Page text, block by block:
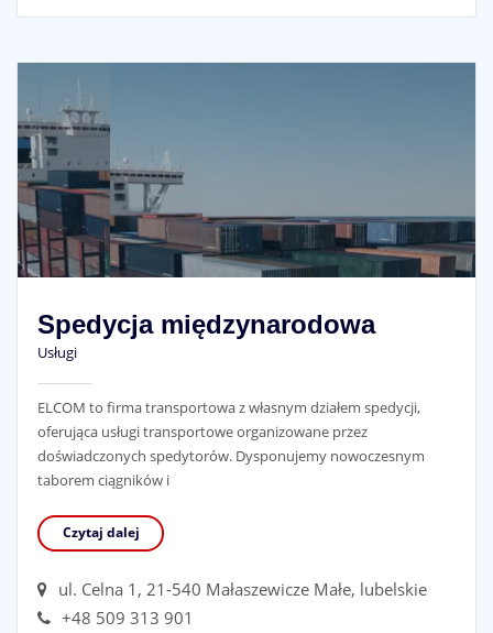
Spedycja międzynarodowa
Usługi
ELCOM to firma transportowa z własnym działem spedycji,
oferująca usługi transportowe organizowane przez
doświadczonych spedytorów. Dysponujemy nowoczesnym
taborem ciągników i
Czytaj dalej
ul. Celna 1, 21-540 Małaszewicze Małe, lubelskie
+48 509 313 901